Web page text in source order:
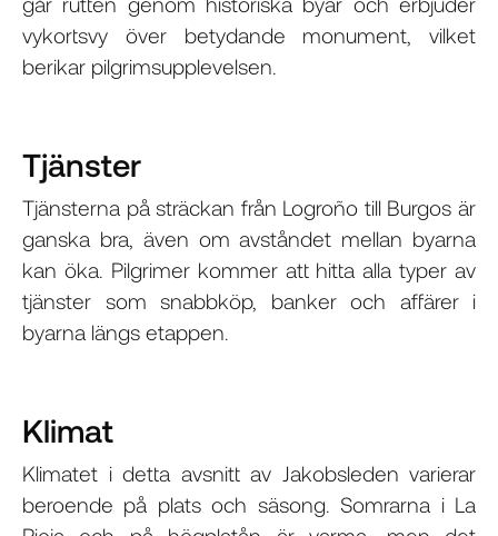
vykortsvy över betydande monument, vilket
berikar pilgrimsupplevelsen.
Tjänster
Tjänsterna på sträckan från Logroño till Burgos är
ganska bra, även om avståndet mellan byarna
kan öka. Pilgrimer kommer att hitta alla typer av
tjänster som snabbköp, banker och affärer i
byarna längs etappen.
Klimat
Klimatet i detta avsnitt av Jakobsleden varierar
beroende på plats och säsong. Somrarna i La